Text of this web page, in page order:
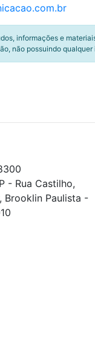
informações e
não possuindo
- Rua Castilho,
Brooklin Paulista -